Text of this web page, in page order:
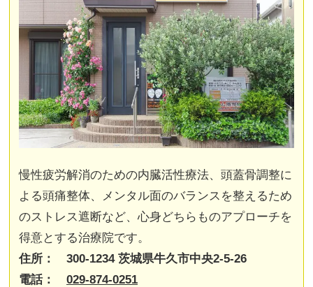
慢性疲労解消のための内臓活性療法、頭蓋骨調整に
よる頭痛整体、メンタル面のバランスを整えるため
のストレス遮断など、心身どちらものアプローチを
得意とする治療院です。
住所： 300-1234 茨城県牛久市中央2-5-26
電話：029-874-0251